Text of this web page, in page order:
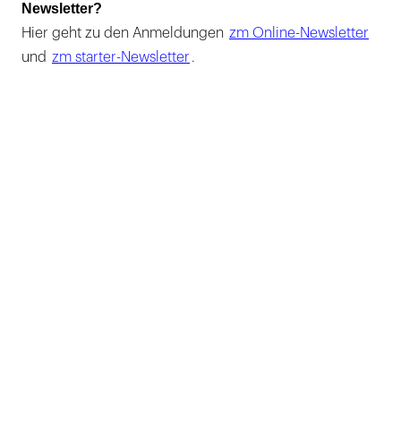
Newsletter?
Hier geht zu den Anmeldungen zm Online-Newsletter
und zm starter-Newsletter .